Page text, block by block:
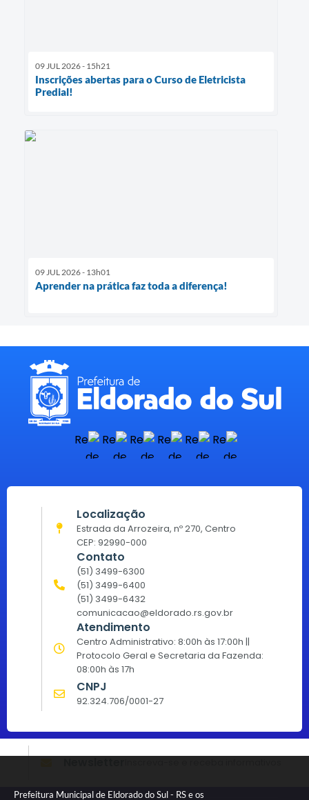
Prefeitura Municipal de Eldorado do Sul - RS e os
09 JUL 2026 - 15h21
Inscrições abertas para o Curso de Eletricista
Predial!
09 JUL 2026 - 13h01
Aprender na prática faz toda a diferença!
Localização
Estrada da Arrozeira, nº 270, Centro
CEP: 92990-000
Contato
(51) 3499-6300
(51) 3499-6400
(51) 3499-6432
comunicacao@eldorado.rs.gov.br
Atendimento
Centro Administrativo: 8:00h às 17:00h ||
Protocolo Geral e Secretaria da Fazenda:
08:00h às 17h
CNPJ
92.324.706/0001-27